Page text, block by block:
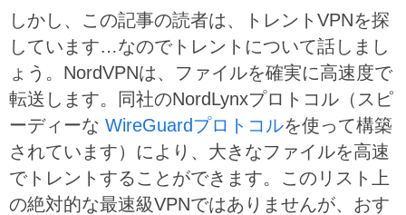
しかし、この記事の読者は、トレントVPNを探
しています…なのでトレントについて話しまし
ょう。NordVPNは、ファイルを確実に高速度で
転送します。同社のNordLynxプロトコル（スピ
ーディーな WireGuardプロトコルを使って構築
されています）により、大きなファイルを高速
でトレントすることができます。このリスト上
の絶対的な最速級VPNではありませんが、おす